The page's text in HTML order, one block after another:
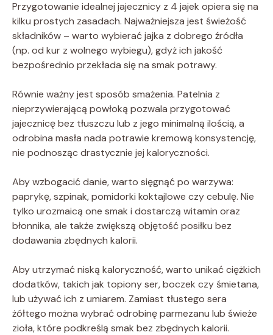
Przygotowanie idealnej jajecznicy z 4 jajek opiera się na
kilku prostych zasadach. Najważniejsza jest świeżość
składników – warto wybierać jajka z dobrego źródła
(np. od kur z wolnego wybiegu), gdyż ich jakość
bezpośrednio przekłada się na smak potrawy.
Równie ważny jest sposób smażenia. Patelnia z
nieprzywierającą powłoką pozwala przygotować
jajecznicę bez tłuszczu lub z jego minimalną ilością, a
odrobina masła nada potrawie kremową konsystencję,
nie podnosząc drastycznie jej kaloryczności.
Aby wzbogacić danie, warto sięgnąć po warzywa:
paprykę, szpinak, pomidorki koktajlowe czy cebulę. Nie
tylko urozmaicą one smak i dostarczą witamin oraz
błonnika, ale także zwiększą objętość posiłku bez
dodawania zbędnych kalorii.
Aby utrzymać niską kaloryczność, warto unikać ciężkich
dodatków, takich jak topiony ser, boczek czy śmietana,
lub używać ich z umiarem. Zamiast tłustego sera
żółtego można wybrać odrobinę parmezanu lub świeże
zioła, które podkreślą smak bez zbędnych kalorii.